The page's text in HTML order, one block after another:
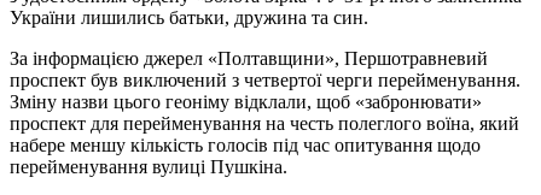
України лишились батьки, дружина та син.
За інформацією джерел «Полтавщини», Першотравневий
проспект був виключений з четвертої черги перейменування.
Зміну назви цього геоніму відклали, щоб «забронювати»
проспект для перейменування на честь полеглого воїна, який
набере меншу кількість голосів під час опитування щодо
перейменування вулиці Пушкіна.